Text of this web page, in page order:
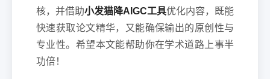
核，并借助小发猫降AIGC工具优化内容，既能
快速获取论文精华，又能确保输出的原创性与
专业性。希望本文能帮助你在学术道路上事半
功倍！